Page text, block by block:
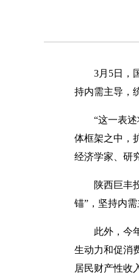
3月5日，
持内需主导，
“这一表
体框架之中，
经济学家、研
陕西巨丰
锚”，坚持内
此外，今
生动力和促消
居民财产性收